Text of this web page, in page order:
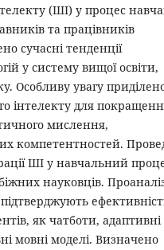
(ШІ) у процес
та працівників
сучасні тенденції
у систему вищої освіти,
Особливу увагу
інтелекту для
мислення,
компетентностей.
ШІ у навчальний
науковців.
як чатботи, адаптивні
мовні моделі. Визначено